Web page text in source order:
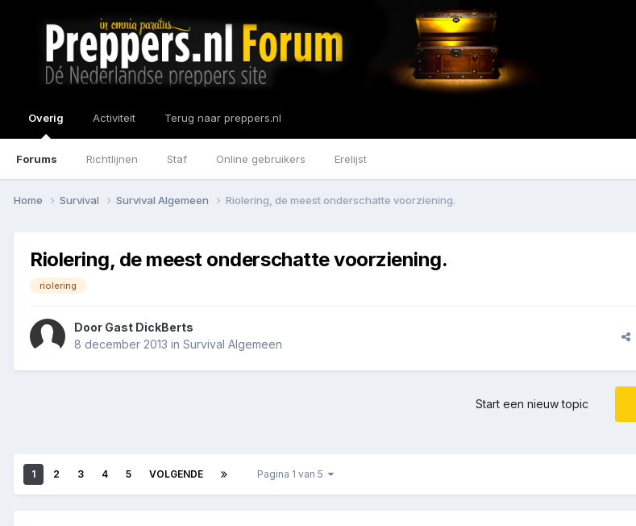
Overig
Forums Richtlijnen Staf Online gebruikers Erelijst
Activiteit Terug naar preppers.nl
Home Survival Survival Algemeen Riolering, de meest onderschatte voorziening.
Riolering, de meest onderschatte voorziening.
riolering
Door Gast DickBerts
8 december 2013 in Survival Algemeen
Start een nieuw topic
1 2 3 4 5 VOLGENDE Pagina 1 van 5